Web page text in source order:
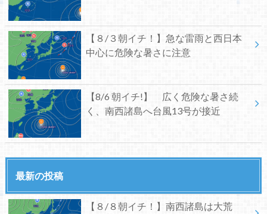
【８/３朝イチ！】急な雷雨と西日本
中心に危険な暑さに注意
【8/6 朝イチ!】 広く危険な暑さ続
く、南西諸島へ台風13号が接近
最新の投稿
【８/８朝イチ！】南西諸島は大荒